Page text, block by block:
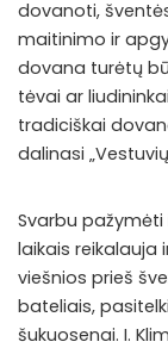
dovanoti,
maitinimo ir
dovana turėtų
tėvai ar
tradiciškai
dalinasi
Svarbu
laikais reikalauja
viešnios prieš
bateliais,
šukuosenai. I.